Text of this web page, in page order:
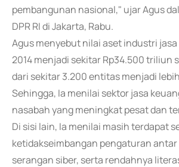
pembangunan nasional," ujar Agus
DPR RI di Jakarta, Rabu.
Agus menyebut nilai aset industri
2014 menjadi sekitar Rp34.500 triliun
dari sekitar 3.200 entitas menjadi
Sehingga, Ia menilai sektor jasa
nasabah yang meningkat pesat dan
Di sisi lain, Ia menilai masih terdapat
ketidakseimbangan pengaturan
serangan siber, serta rendahnya